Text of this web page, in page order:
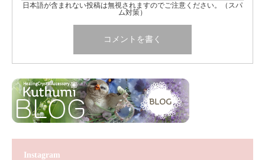
日本語が含まれない投稿は無視されますのでご注意ください。（スパ
ム対策）
Instagram